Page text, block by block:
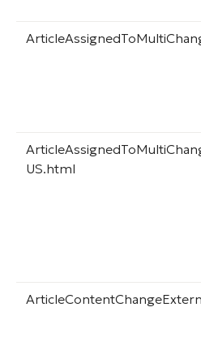
US.html